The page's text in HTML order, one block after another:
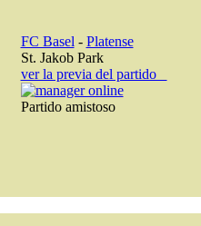
FC Basel - Platense
St. Jakob Park
ver la previa del partido
Partido amistoso